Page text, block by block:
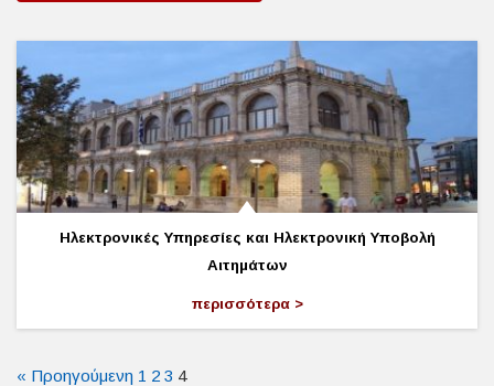
Ηλεκτρονικές Υπηρεσίες και Ηλεκτρονική Υποβολή
Αιτημάτων
περισσότερα
« Προηγούμενη 1 2 3 4